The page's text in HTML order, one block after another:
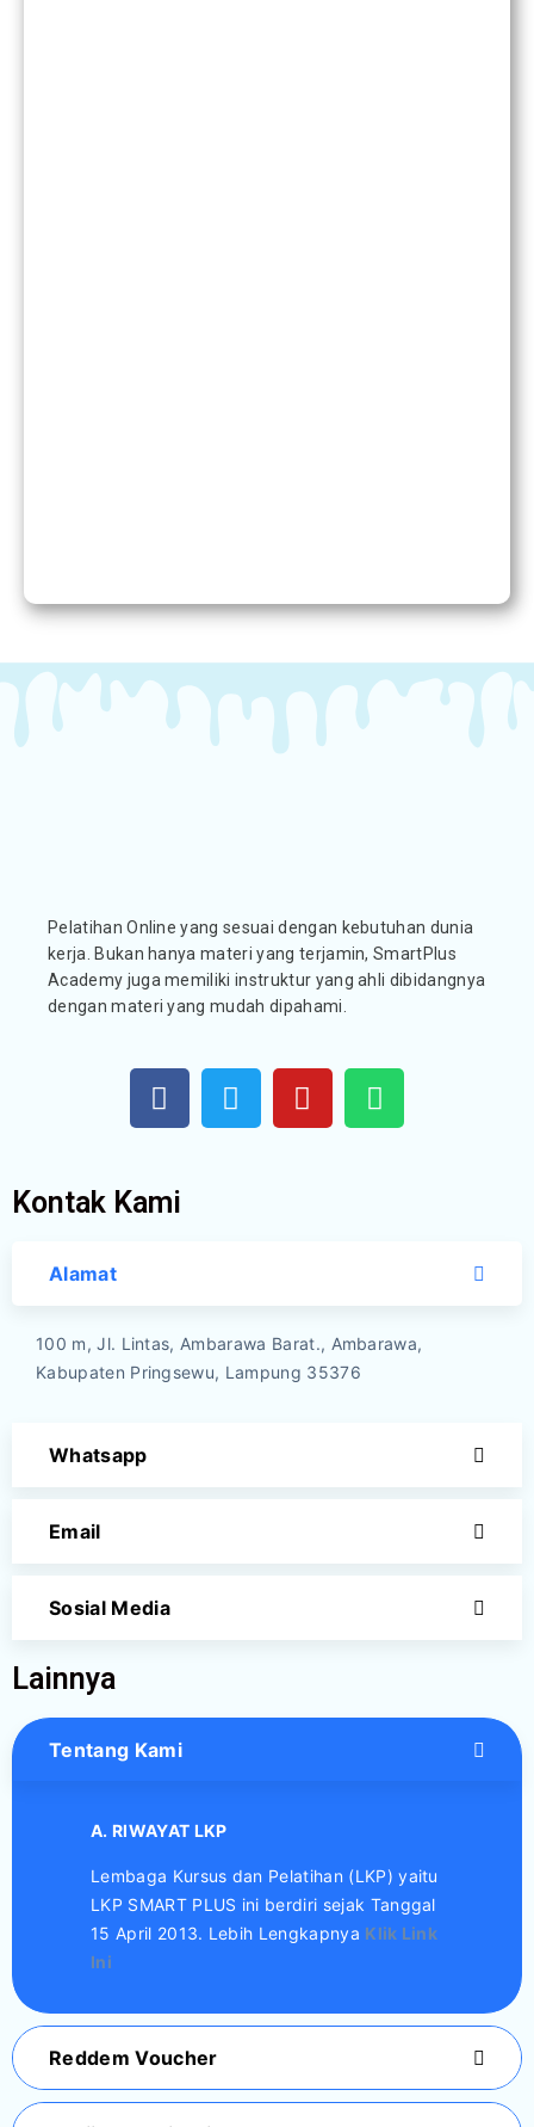
Pelatihan Online yang sesuai dengan kebutuhan dunia
kerja. Bukan hanya materi yang terjamin, SmartPlus
Academy juga memiliki instruktur yang ahli dibidangnya
dengan materi yang mudah dipahami.
Kontak Kami
Alamat
100 m, Jl. Lintas, Ambarawa Barat., Ambarawa,
Kabupaten Pringsewu, Lampung 35376
Whatsapp
Email
Sosial Media
Lainnya
Tentang Kami
A. RIWAYAT LKP
Lembaga Kursus dan Pelatihan (LKP) yaitu
LKP SMART PLUS ini berdiri sejak Tanggal
15 April 2013. Lebih Lengkapnya Klik Link
Ini
Reddem Voucher